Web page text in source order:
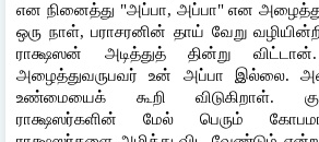
என நினைத்து "அப்பா, அப்பா" என
ஒரு நாள், பராசரனின் தாய் வேறு
ராக்ஷஸன் அடித்துத் தின்று
அழைத்துவருபவர் உன் அப்பா இல்லை.
உண்மையைக் கூறி விடுகிறாள்.
ராக்ஷஸர்களின் மேல் பெரும் கோபமாக